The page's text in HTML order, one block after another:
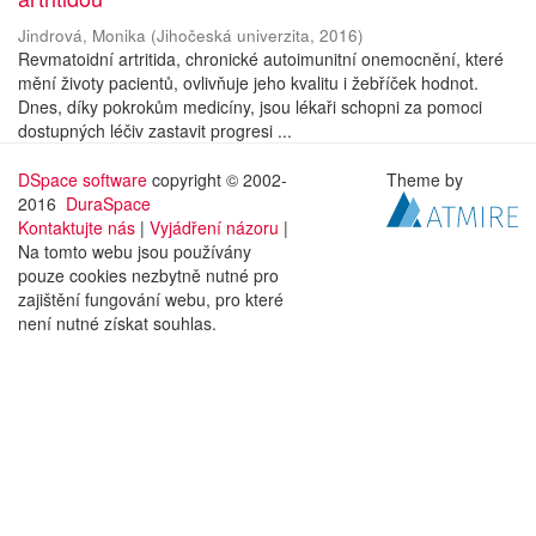
Jindrová, Monika (Jihočeská univerzita, 2016)
Revmatoidní artritida, chronické autoimunitní onemocnění, které
mění životy pacientů, ovlivňuje jeho kvalitu i žebříček hodnot.
Dnes, díky pokrokům medicíny, jsou lékaři schopni za pomoci
dostupných léčiv zastavit progresi ...
DSpace software copyright © 2002-
2016 DuraSpace
Kontaktujte nás | Vyjádření názoru |
Na tomto webu jsou používány
pouze cookies nezbytně nutné pro
zajištění fungování webu, pro které
není nutné získat souhlas.
Theme by